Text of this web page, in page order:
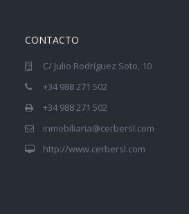
CONTACTO
C/ Julio Rodríguez Soto, 10
+34 988 271 502
+34 988 271 502
inmobiliaria@cerbersl.com
http://www.cerbersl.com